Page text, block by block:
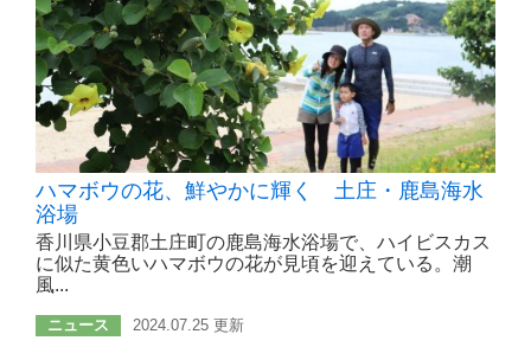
ハマボウの花、鮮やかに輝く 土庄・鹿島海水
浴場
香川県小豆郡土庄町の鹿島海水浴場で、ハイビスカス
に似た黄色いハマボウの花が見頃を迎えている。潮
風...
ニュース 2024.07.25 更新